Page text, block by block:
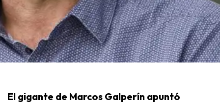
El gigante de Marcos Galperín apuntó